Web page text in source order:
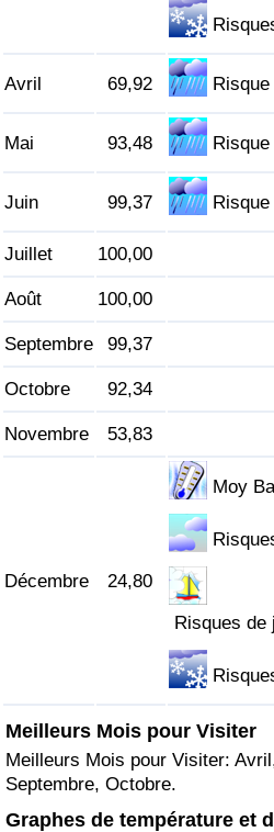
Avril 69,92
Mai 93,48
Juin 99,37
Juillet 100,00
Août 100,00
Septembre 99,37
Octobre 92,34
Novembre 53,83
Décembre 24,80
Moy
Risques de
Meilleurs Mois pour Visiter
Meilleurs Mois pour Visiter:
Septembre, Octobre.
Graphes de température et
Indice de Trafic par Pays